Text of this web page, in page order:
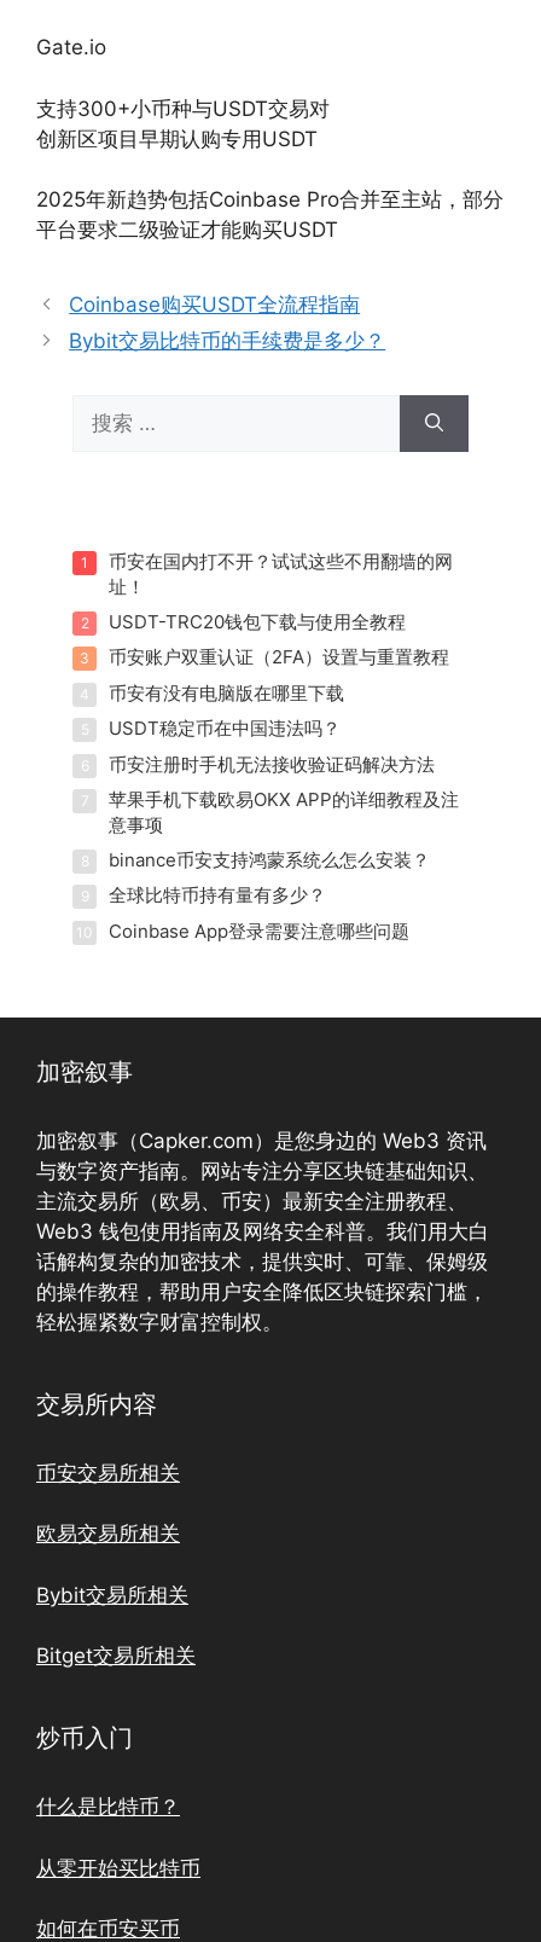
Gate.io‌
支持300+小币种与USDT交易对
创新区项目早期认购专用USDT
2025年新趋势包括Coinbase Pro合并至主站，部分
平台要求二级验证才能购买USDT
Coinbase购买USDT全流程指南
Bybit交易比特币的手续费是多少？
索：
1
币安在国内打不开？试试这些不用翻墙的网
址！
2 USDT-TRC20钱包下载与使用全教程
3 币安账户双重认证（2FA）设置与重置教程
4 币安有没有电脑版在哪里下载
5 USDT稳定币在中国违法吗？
6 币安注册时手机无法接收验证码解决方法
7
苹果手机下载欧易OKX APP的详细教程及注
意事项
8 binance币安支持鸿蒙系统么怎么安装？
9 全球比特币持有量有多少？
10 Coinbase App登录需要注意哪些问题
加密叙事
加密叙事（Capker.com）是您身边的 Web3 资讯
与数字资产指南。网站专注分享区块链基础知识、
主流交易所（欧易、币安）最新安全注册教程、
Web3 钱包使用指南及网络安全科普。我们用大白
话解构复杂的加密技术，提供实时、可靠、保姆级
的操作教程，帮助用户安全降低区块链探索门槛，
轻松握紧数字财富控制权。
交易所内容
币安交易所相关
欧易交易所相关
Bybit交易所相关
Bitget交易所相关
炒币入门
什么是比特币？
从零开始买比特币
如何在币安买币